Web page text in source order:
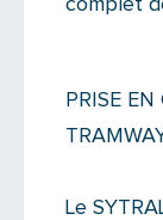
complet
PRISE
Le